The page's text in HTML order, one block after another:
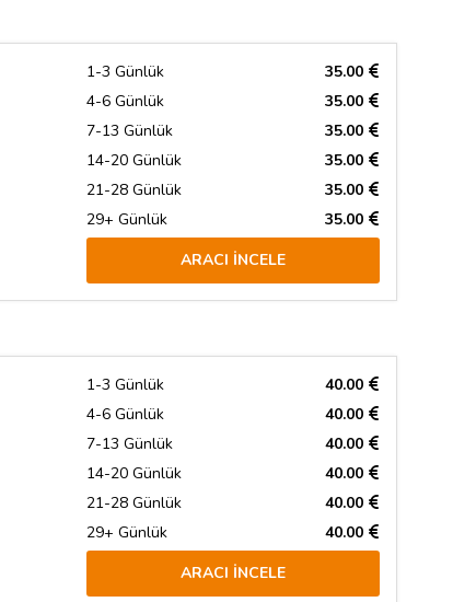
1-3 Günlük
35.00
4-6 Günlük
35.00
7-13 Günlük
35.00
14-20 Günlük
35.00
21-28 Günlük
35.00
29+ Günlük
35.00
ARACI İNCELE
1-3 Günlük
40.00
4-6 Günlük
40.00
7-13 Günlük
40.00
14-20 Günlük
40.00
21-28 Günlük
40.00
29+ Günlük
40.00
ARACI İNCELE